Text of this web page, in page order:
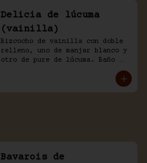
Delicia de lúcuma
(vainilla)
Bizcocho de vainilla con doble
relleno, uno de manjar blanco y
otro de pure de lúcuma. Baño
Bavarois de